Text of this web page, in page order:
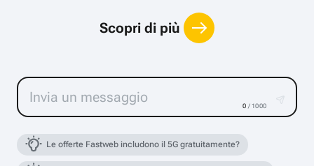
Scopri di più
0 / 1000
Le offerte Fastweb includono il 5G gratuitamente?